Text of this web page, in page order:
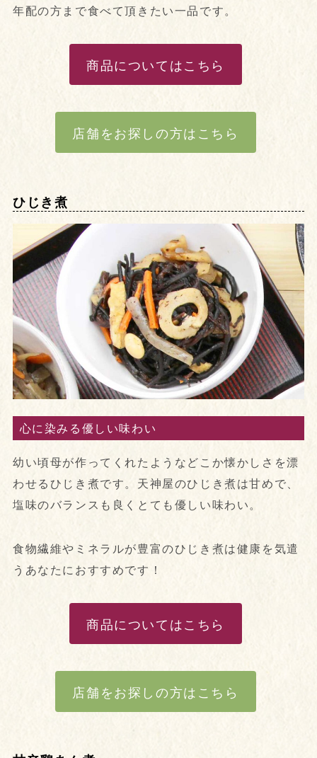
年配の方まで食べて頂きたい一品です。
商品についてはこちら
店舗をお探しの方はこちら
ひじき煮
心に染みる優しい味わい
幼い頃母が作ってくれたようなどこか懐かしさを漂
わせるひじき煮です。天神屋のひじき煮は甘めで、
塩味のバランスも良くとても優しい味わい。
食物繊維やミネラルが豊富のひじき煮は健康を気遣
うあなたにおすすめです！
商品についてはこちら
店舗をお探しの方はこちら